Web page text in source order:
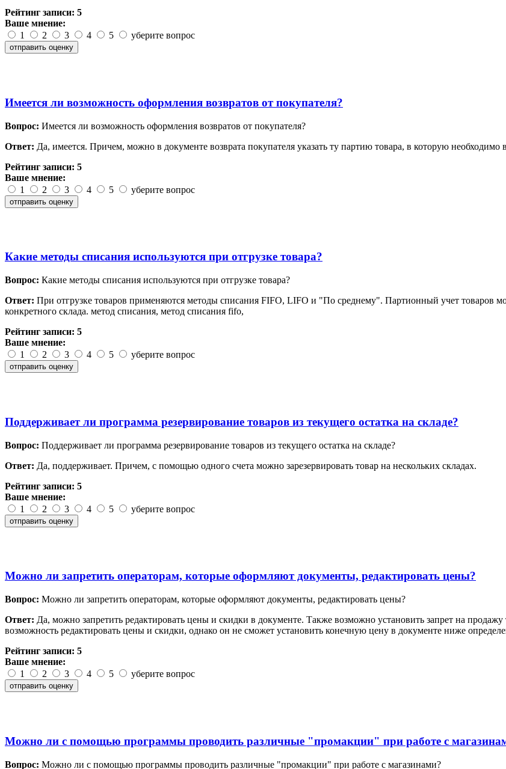
Рейтинг записи: 5
Ваше мнение:
1
2 3 4 5 уберите вопрос
Имеется ли возможность оформления возвратов от покупателя?
Вопрос: Имеется ли возможность оформления возвратов от покупателя?
Ответ: Да, имеется. Причем, можно в документе возврата покупателя указать ту партию товара, в которую необходимо
Рейтинг записи: 5
Ваше мнение:
1
2 3 4 5 уберите вопрос
Какие методы списания используются при отгрузке товара?
Вопрос: Какие методы списания используются при отгрузке товара?
Ответ: При отгрузке товаров применяются методы списания FIFO, LIFO и "По среднему". Партионный учет товаров
конкретного склада. метод списания, метод списания fifo,
Рейтинг записи: 5
Ваше мнение:
1
2 3 4 5 уберите вопрос
Поддерживает ли программа резервирование товаров из текущего остатка на складе?
Вопрос: Поддерживает ли программа резервирование товаров из текущего остатка на складе?
Ответ: Да, поддерживает. Причем, с помощью одного счета можно зарезервировать товар на нескольких складах.
Рейтинг записи: 5
Ваше мнение:
1
2 3 4 5 уберите вопрос
Можно ли запретить операторам, которые оформляют документы, редактировать цены?
Вопрос: Можно ли запретить операторам, которые оформляют документы, редактировать цены?
Ответ: Да, можно запретить редактировать цены и скидки в документе. Также возможно установить запрет на
возможность редактировать цены и скидки, однако он не сможет установить конечную цену в документе ниже
Рейтинг записи: 5
Ваше мнение:
1
2 3 4 5 уберите вопрос
Можно ли с помощью программы проводить различные "промакции" при работе с
Вопрос: Можно ли с помощью программы проводить различные "промакции" при работе с магазинами?